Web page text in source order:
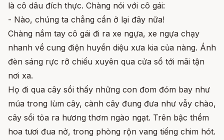
là cô dâu đích thực. Chàng nói với cô gái:
- Nào, chúng ta chẳng cần ở lại đây nữa!
Chàng nắm tay cô gái đi ra xe ngựa, xe ngựa chạy
nhanh về cung điện huyền diệu xưa kia của nàng. Ánh
đèn sáng rực rỡ chiếu xuyên qua cửa sổ tới mãi tận
nơi xa.
Họ đi qua cây sồi thấy những con đom đóm bay như
múa trong lùm cây, cành cây đung đưa như vẫy chào,
cây sồi tỏa ra hương thơm ngào ngạt. Trên bậc thềm
hoa tươi đua nở, trong phòng rộn vang tiếng chim hót.